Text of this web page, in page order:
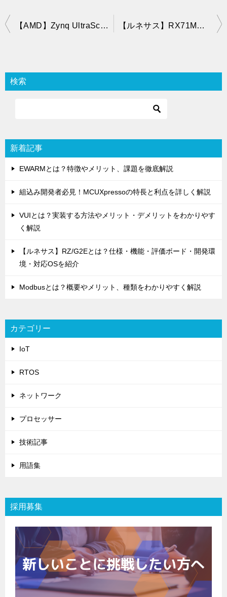
投
ビ
ゲ
ン
【AMD】Zynq UltraScale+ MPSoCの仕様・機能・評価ボード・開発環境・対応OSを紹介 【ルネサス】RX71Mとは？仕様・機能・評価ボード・開発環境・対応OSを紹介
検索
新着記事
EWARMとは？特徴やメリット、課題を徹底解説
組込み開発者必見！MCUXpressoの特長と利点を詳しく解説
VUIとは？実装する方法やメリット・デメリットをわかりやす
く解説
【ルネサス】RZ/G2Eとは？仕様・機能・評価ボード・開発環
境・対応OSを紹介
Modbusとは？概要やメリット、種類をわかりやすく解説
カテゴリー
IoT
RTOS
ネットワーク
プロセッサー
技術記事
用語集
採用募集